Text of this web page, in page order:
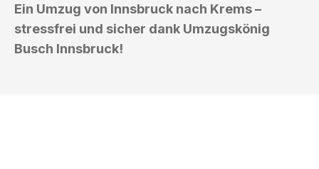
Ein Umzug von Innsbruck nach Krems –
stressfrei und sicher dank Umzugskönig
Busch Innsbruck!